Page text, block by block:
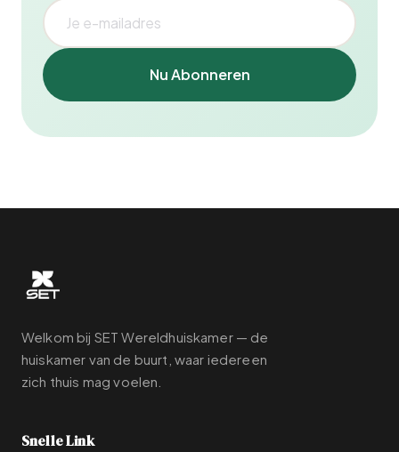
Nu Abonneren
Welkom bij SET Wereldhuiskamer — de
huiskamer van de buurt, waar iedereen
zich thuis mag voelen.
Snelle Link